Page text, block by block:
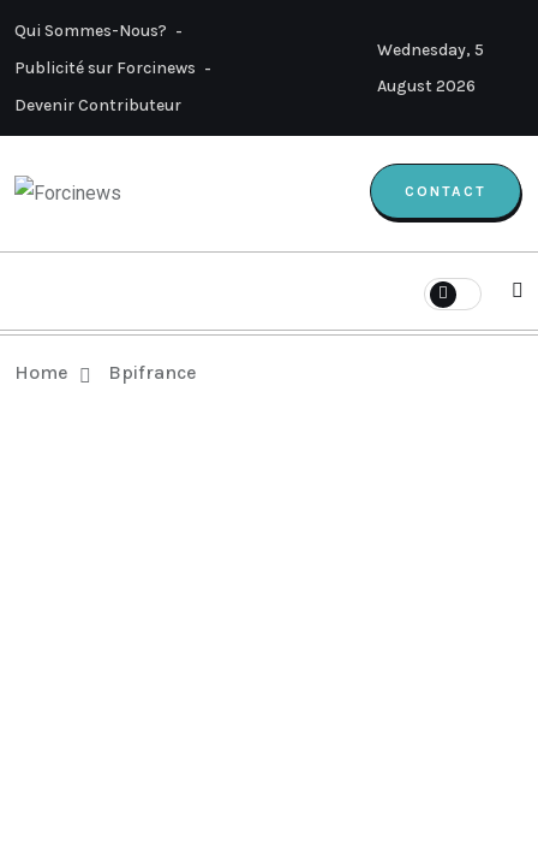
Qui Sommes-Nous?
Publicité sur Forcinews
Devenir Contributeur
Wednesday, 5
August 2026
CONTACT
Home Bpifrance